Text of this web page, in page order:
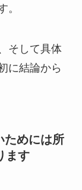
。
そして具体
に結論から
ためには所
ます